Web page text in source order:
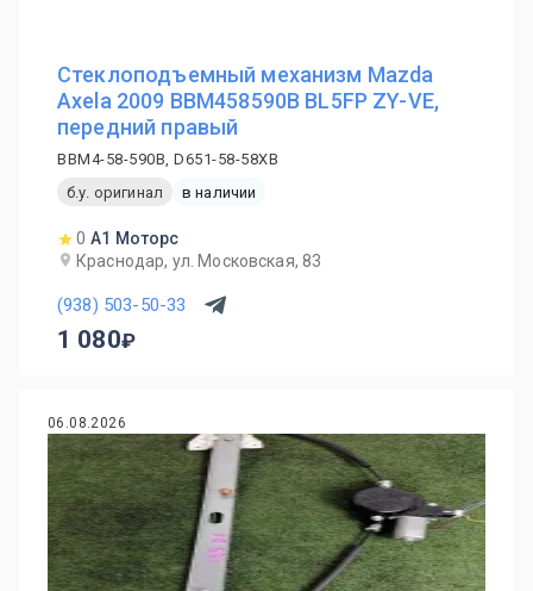
Стеклоподъемный механизм Mazda
Axela 2009 BBM458590B BL5FP ZY-VE,
передний правый
BBM4-58-590B, D651-58-58XB
б.у. оригинал
в наличии
0 А1 Моторс
Краснодар, ул. Московская, 83
(938) 503-50-33
1 080
06.08.2026